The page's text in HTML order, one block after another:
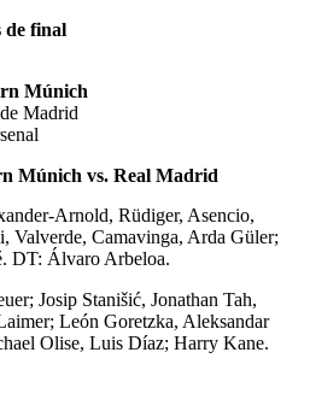
de final
Múnich
Madrid
Múnich vs. Real Madrid
Arnold, Rüdiger, Asencio,
Valverde, Camavinga, Arda Güler;
DT: Álvaro Arbeloa.
Josip Stanišić, Jonathan Tah,
León Goretzka, Aleksandar
Olise, Luis Díaz; Harry Kane.